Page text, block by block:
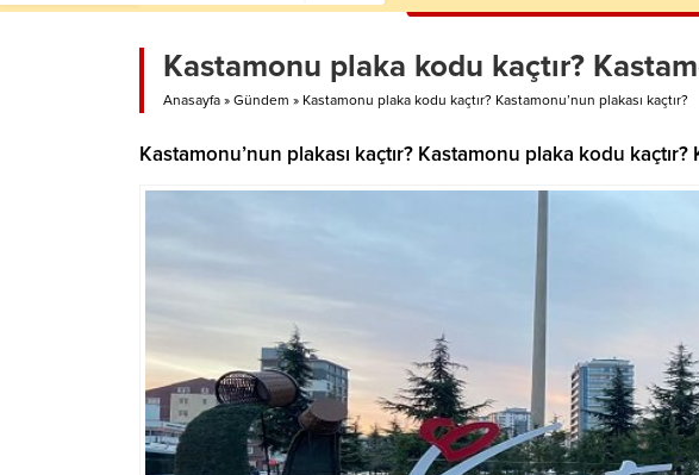
Kastamonu plaka kodu kaçtır?
Anasayfa » Gündem » Kastamonu plaka kodu kaçtır? Kastamonu’nun plakası kaçtır?
Kastamonu’nun plakası kaçtır? Kastamonu plaka kodu